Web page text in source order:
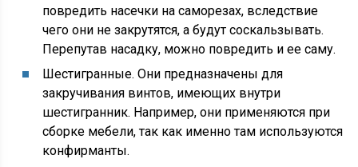
повредить насечки на саморезах, вследствие
чего они не закрутятся, а будут соскальзывать.
Перепутав насадку, можно повредить и ее саму.
Шестигранные. Они предназначены для
закручивания винтов, имеющих внутри
шестигранник. Например, они применяются при
сборке мебели, так как именно там используются
конфирманты.